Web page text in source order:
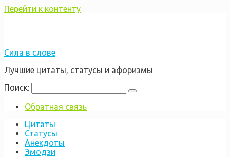
Перейти к контенту
Сила в слове
Лучшие цитаты, статусы и афоризмы
Поиск:
Обратная связь
Цитаты
Статусы
Анекдоты
Эмодзи